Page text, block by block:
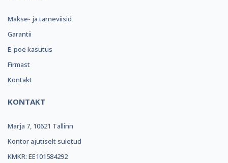
Makse- ja tarneviisid
Garantii
E-poe kasutus
Firmast
Kontakt
KONTAKT
Marja 7, 10621 Tallinn
Kontor ajutiselt suletud
KMKR: EE101584292